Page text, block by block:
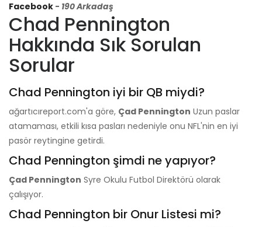
Facebook - 190 Arkadaş
Chad Pennington
Hakkında Sık Sorulan
Sorular
Chad Pennington iyi bir QB miydi?
ağartıcıreport.com'a göre, Çad Pennington Uzun paslar
atamaması, etkili kısa pasları nedeniyle onu NFL'nin en iyi
pasör reytingine getirdi.
Chad Pennington şimdi ne yapıyor?
Çad Pennington Syre Okulu Futbol Direktörü olarak
çalışıyor.
Chad Pennington bir Onur Listesi mi?